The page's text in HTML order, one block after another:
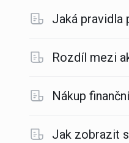
Jaká pravidla
Rozdíl mezi
Nákup
Jak zobrazit